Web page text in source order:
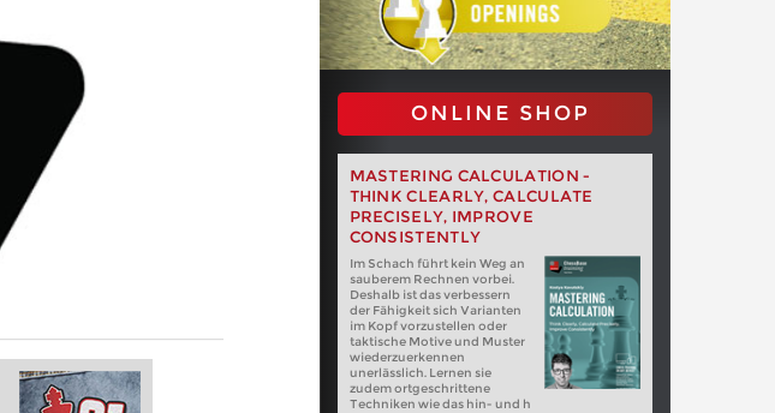
ONLINE SHOP
MASTERING CALCULATION -
THINK CLEARLY, CALCULATE
PRECISELY, IMPROVE
CONSISTENTLY
Im Schach führt kein Weg an
sauberem Rechnen vorbei.
Deshalb ist das verbessern
der Fähigkeit sich Varianten
im Kopf vorzustellen oder
taktische Motive und Muster
wiederzuerkennen
unerlässlich. Lernen sie
zudem ortgeschrittene
Techniken wie das hin- und h